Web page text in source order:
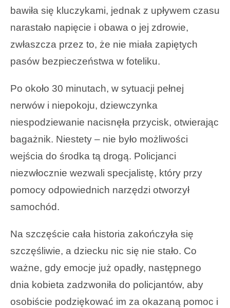
bawiła się kluczykami, jednak z upływem czasu
narastało napięcie i obawa o jej zdrowie,
zwłaszcza przez to, że nie miała zapiętych
pasów bezpieczeństwa w foteliku.
Po około 30 minutach, w sytuacji pełnej
nerwów i niepokoju, dziewczynka
niespodziewanie nacisnęła przycisk, otwierając
bagażnik. Niestety – nie było możliwości
wejścia do środka tą drogą. Policjanci
niezwłocznie wezwali specjalistę, który przy
pomocy odpowiednich narzędzi otworzył
samochód.
Na szczęście cała historia zakończyła się
szczęśliwie, a dziecku nic się nie stało. Co
ważne, gdy emocje już opadły, następnego
dnia kobieta zadzwoniła do policjantów, aby
osobiście podziękować im za okazaną pomoc i